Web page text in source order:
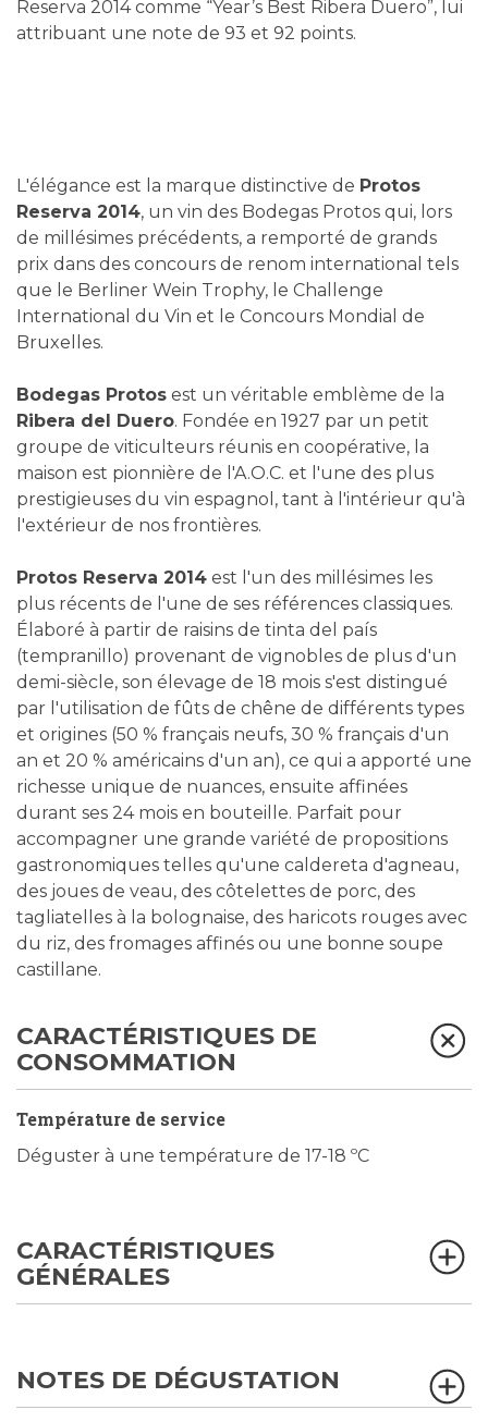
Reserva 2014 comme “Year’s Best Ribera Duero”, lui
attribuant une note de 93 et 92 points.
L'élégance est la marque distinctive de Protos
Reserva 2014, un vin des Bodegas Protos qui, lors
de millésimes précédents, a remporté de grands
prix dans des concours de renom international tels
que le Berliner Wein Trophy, le Challenge
International du Vin et le Concours Mondial de
Bruxelles.
Bodegas Protos est un véritable emblème de la
Ribera del Duero. Fondée en 1927 par un petit
groupe de viticulteurs réunis en coopérative, la
maison est pionnière de l'A.O.C. et l'une des plus
prestigieuses du vin espagnol, tant à l'intérieur qu'à
l'extérieur de nos frontières.
Protos Reserva 2014 est l'un des millésimes les
plus récents de l'une de ses références classiques.
Élaboré à partir de raisins de tinta del país
(tempranillo) provenant de vignobles de plus d'un
demi-siècle, son élevage de 18 mois s'est distingué
par l'utilisation de fûts de chêne de différents types
et origines (50 % français neufs, 30 % français d'un
an et 20 % américains d'un an), ce qui a apporté une
richesse unique de nuances, ensuite affinées
durant ses 24 mois en bouteille. Parfait pour
accompagner une grande variété de propositions
gastronomiques telles qu'une caldereta d'agneau,
des joues de veau, des côtelettes de porc, des
tagliatelles à la bolognaise, des haricots rouges avec
du riz, des fromages affinés ou une bonne soupe
castillane.
CARACTÉRISTIQUES DE
CONSOMMATION
Température de service
Déguster à une température de 17-18 ºC
CARACTÉRISTIQUES
GÉNÉRALES
NOTES DE DÉGUSTATION